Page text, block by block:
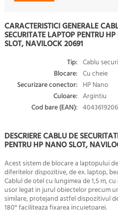
CARACTERISTICI GENERALE
SECURITATE LAPTOP PENTRU
SLOT, NAVILOCK 20691
Tip: Cablu
Blocare: Cu cheie
Securizare conector: HP Nano
Culoare: Argintiu
Cod bare (EAN):
DESCRIERE CABLU DE
PENTRU HP NANO SLOT,
Acest sistem de blocare a laptopului
diferitelor dispozitive, de ex. laptop,
Cablul de otel cu lungimea de 1,5 m,
usor legat in jurul obiectelor precum
similare, protejand astfel dispozitivul
180° faciliteaza fixarea incuietoarei.